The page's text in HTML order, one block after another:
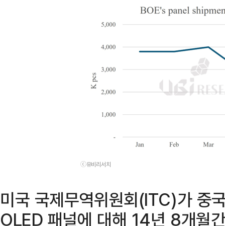
ⓒ유비리서치
미국 국제무역위원회(ITC)가 중
OLED 패널에 대해 14년 8개월